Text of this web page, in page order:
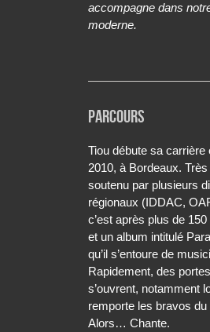
accompagne dans
moderne.
PARCOURS
Tiou débute sa carrière
2010, à Bordeaux.
soutenu par plusieurs
régionaux (IDDAC,
c’est après plus de
et un album intitulé
qu’il s’entoure de
Rapidement, des portes
s’ouvrent, notamment
remporte les bravos du
Alors… Chante.